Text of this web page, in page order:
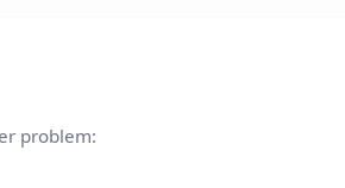
problem: